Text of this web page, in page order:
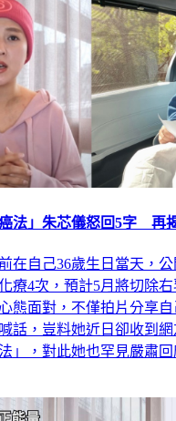
法」朱芯儀怒回5字 再
在自己36歲生日當天，
療4次，預計5月將切除
態面對，不僅拍片分享
話，豈料她近日卻收到
」，對此她也罕見嚴肅回